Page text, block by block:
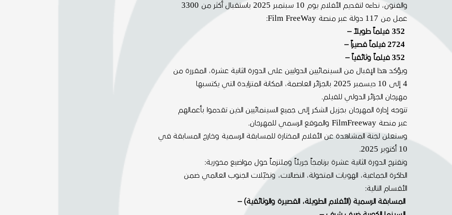
والفنون، نداءه لتقديم الأفلام يوم 10 سبتمبر 2025 باستقبال أكثر من 3300
عمل من 117 دولة عبر منصة Film FreeWay:
ويؤكد هذا الإقبال من السينمائيين الدوليين على الدورة الثانية عشرة، المقررة من
4 إلى 10 ديسمبر 2025 بالجزائر العاصمة، المكانة المتزايدة التي يكتسبها
مهرجان الجزائر الدولي للفيلم.
تتوجه إدارة المهرجان بجزيل الشكر إلى جميع السينمائيين الذين تقدموا بأعمالهم
عبر منصة FilmFreeway والموقع الرسمي للمهرجان.
وستعلن لجنة المشاهدة عن الأفلام المختارة للمسابقة الرسمية وخارج المسابقة في
10 أكتوبر 2025.
وتقترح الدورة الثانية عشرة برنامجاً جريئاً وملتزماً حول مواضيع محورية:
الذاكرة الجماعية، الهويات المتحولة، النضالات، وتخيّلات الجنوب العالمي ضمن
الأقسام التالية:
المسابقة الرسمية (الأفلام الطويلة، القصيرة والوثائقية) –